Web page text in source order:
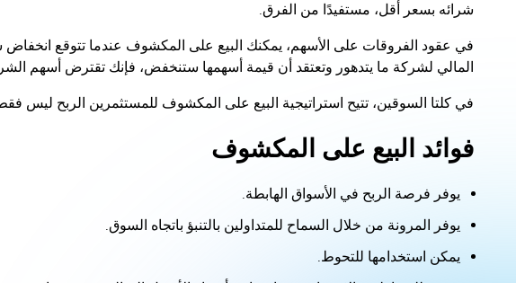
شرائه بسعر أقل، مستفيدًا من الفرق.
في عقود الفروقات على الأسهم، يمكنك البيع على المكشوف عندما تتوقع
المالي لشركة ما يتدهور وتعتقد أن قيمة أسهمها ستنخفض، فإنك تقترض أسهم
في كلتا السوقين، تتيح استراتيجية البيع على المكشوف للمستثمرين الربح ليس
فوائد البيع على المكشوف
يوفر فرصة الربح في الأسواق الهابطة.
يوفر المرونة من خلال السماح للمتداولين بالتنبؤ باتجاه السوق.
يمكن استخدامها للتحوط.